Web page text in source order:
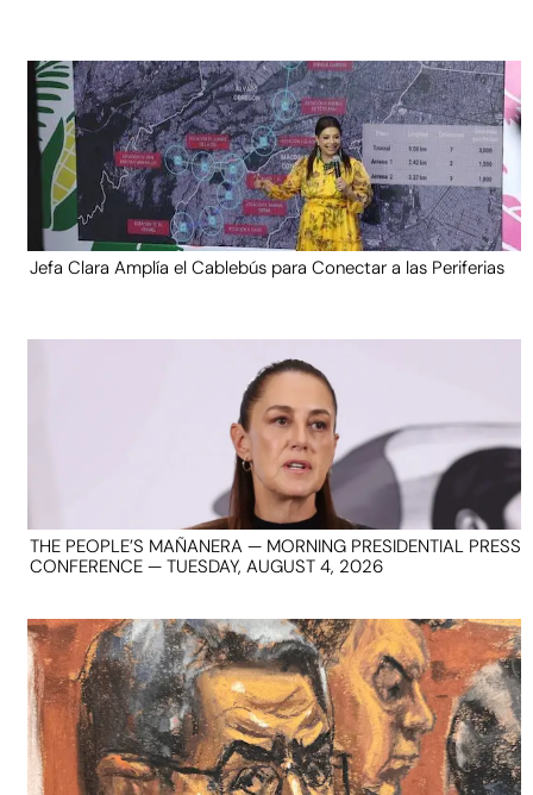
Jefa Clara Amplía el Cablebús para Conectar a las Periferias
THE PEOPLE’S MAÑANERA — MORNING PRESIDENTIAL PRESS
CONFERENCE — TUESDAY, AUGUST 4, 2026